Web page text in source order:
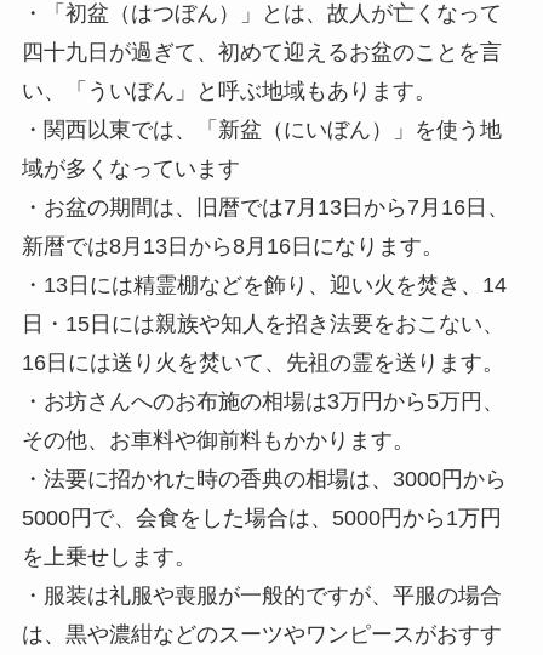
・「初盆（はつぼん）」とは、故人が亡くなって
四十九日が過ぎて、初めて迎えるお盆のことを言
い、「ういぼん」と呼ぶ地域もあります。
・関西以東では、「新盆（にいぼん）」を使う地
域が多くなっています
・お盆の期間は、旧暦では7月13日から7月16日、
新暦では8月13日から8月16日になります。
・13日には精霊棚などを飾り、迎い火を焚き、14
日・15日には親族や知人を招き法要をおこない、
16日には送り火を焚いて、先祖の霊を送ります。
・お坊さんへのお布施の相場は3万円から5万円、
その他、お車料や御前料もかかります。
・法要に招かれた時の香典の相場は、3000円から
5000円で、会食をした場合は、5000円から1万円
を上乗せします。
・服装は礼服や喪服が一般的ですが、平服の場合
は、黒や濃紺などのスーツやワンピースがおすす